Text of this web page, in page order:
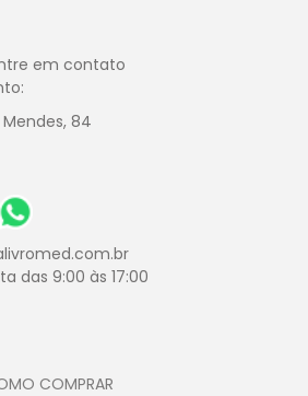
em contato
Mendes, 84
das 9:00 às 17:00
COMPRAR